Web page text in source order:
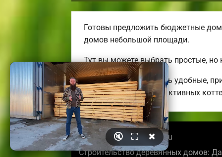
Готовы предложить бюджетные
домов небольшой площади.
Тут вы можете выбрать простые,
Мы можем предложить удобные,
огромных энергоэффективных
© 2026 pskovbrusdoma.ru
Строительство деревянных домов:
🔇 ⛶ ✖